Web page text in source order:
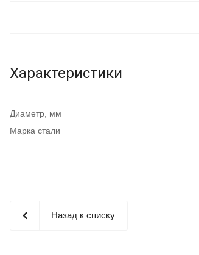
Характеристики
Диаметр, мм
Марка стали
Назад к списку